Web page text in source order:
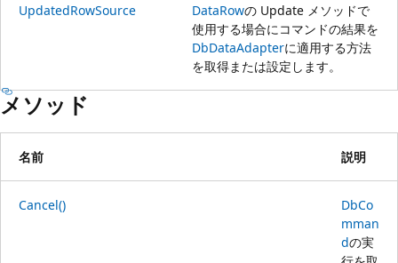
UpdatedRowSource DataRowの Update メソッドで
使用する場合にコマンドの結果を
DbDataAdapterに適用する方法
を取得または設定します。
メソッド
名前 説明
Cancel()
DbCo
mman
dの実